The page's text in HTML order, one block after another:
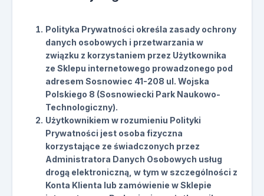
Polityka Prywatności określa zasady ochrony
danych osobowych i przetwarzania w
związku z korzystaniem przez Użytkownika
ze Sklepu internetowego prowadzonego pod
adresem Sosnowiec 41-208 ul. Wojska
Polskiego 8 (Sosnowiecki Park Naukowo-
Technologiczny).
Użytkownikiem w rozumieniu Polityki
Prywatności jest osoba fizyczna
korzystające ze świadczonych przez
Administratora Danych Osobowych usług
drogą elektroniczną, w tym w szczególności z
Konta Klienta lub zamówienie w Sklepie